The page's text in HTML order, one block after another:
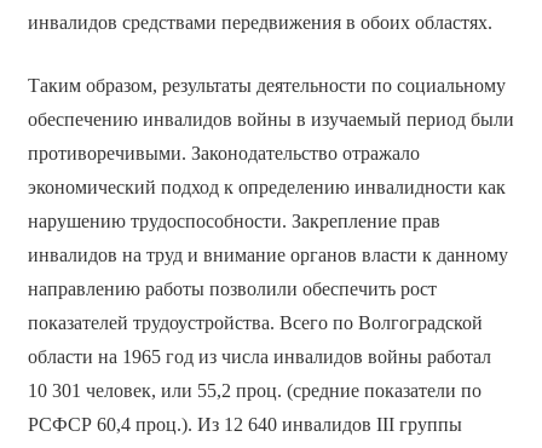
инвалидов средствами передвижения в обоих областях.
Таким образом, результаты деятельности по социальному
обеспечению инвалидов войны в изучаемый период были
противоречивыми. Законодательство отражало
экономический подход к определению инвалидности как
нарушению трудоспособности. Закрепление прав
инвалидов на труд и внимание органов власти к данному
направлению работы позволили обеспечить рост
показателей трудоустройства. Всего по Волгоградской
области на 1965 год из числа инвалидов войны работал
10 301 человек, или 55,2 проц. (средние показатели по
РСФСР 60,4 проц.). Из 12 640 инвалидов III группы